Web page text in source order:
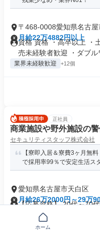
〒468-0008愛知県名古
月給22万4882円以上
資格 資格 ・高卒以上 ・
売未経験者歓迎 ・ダブル
業界未経験歓迎 +12個
正社員
商業施設や野外施設の
セキュリティスタッフ株式会社
【寮即入居＆寮費3ヶ月無
で採用率99％で安定生活ス
愛知県名古屋市天白区
月給26万2000円～29万
【応募資格】 20代～70
が活躍中。 ■未経験の方...
主婦・主夫歓迎
ホーム